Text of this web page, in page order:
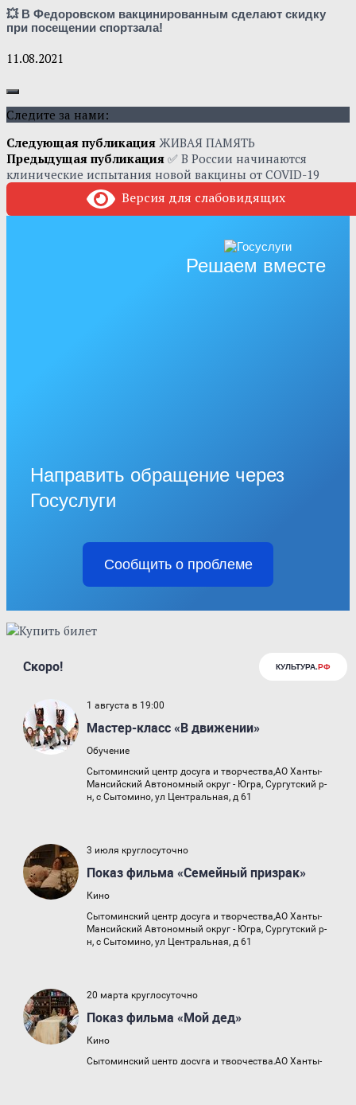
💥 В Федоровском вакцинированным сделают скидку
при посещении спортзала!
11.08.2021
Следите за нами:
Следующая публикация ЖИВАЯ ПАМЯТЬ
Предыдущая публикация ✅ В России начинаются
клинические испытания новой вакцины от COVID-19
Версия для слабовидящих
Решаем вместе
Направить обращение через
Госуслуги
Сообщить о проблеме